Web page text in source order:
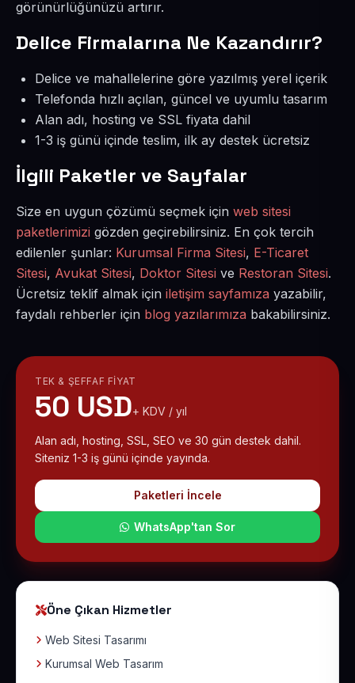
görünürlüğünüzü artırır.
Delice Firmalarına Ne Kazandırır?
Delice ve mahallelerine göre yazılmış yerel içerik
Telefonda hızlı açılan, güncel ve uyumlu tasarım
Alan adı, hosting ve SSL fiyata dahil
1-3 iş günü içinde teslim, ilk ay destek ücretsiz
İlgili Paketler ve Sayfalar
Size en uygun çözümü seçmek için web sitesi
paketlerimizi gözden geçirebilirsiniz. En çok tercih
edilenler şunlar: Kurumsal Firma Sitesi, E-Ticaret
Sitesi, Avukat Sitesi, Doktor Sitesi ve Restoran Sitesi.
Ücretsiz teklif almak için iletişim sayfamıza yazabilir,
faydalı rehberler için blog yazılarımıza bakabilirsiniz.
TEK & ŞEFFAF FIYAT
50 USD+ KDV / yıl
Alan adı, hosting, SSL, SEO ve 30 gün destek dahil.
Siteniz 1-3 iş günü içinde yayında.
Paketleri İncele
WhatsApp'tan Sor
Öne Çıkan Hizmetler
Web Sitesi Tasarımı
Kurumsal Web Tasarım